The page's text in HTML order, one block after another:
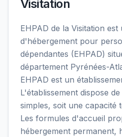
Visitation
EHPAD de la Visitation
d'hébergement pour
dépendantes (EHPAD)
département Pyrénées-
EHPAD est un
L'établissement dispose
simples, soit une capacité
Les formules d'accueil
hébergement permanent,